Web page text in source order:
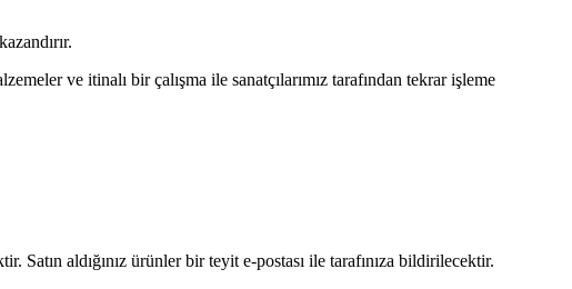
ve itinalı bir çalışma ile sanatçılarımız tarafından tekrar işleme
Satın aldığınız ürünler bir teyit e-postası ile tarafınıza bildirilecektir.